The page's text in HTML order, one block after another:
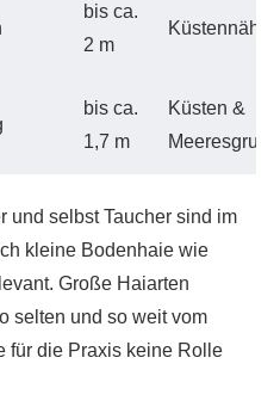
bis ca.
2 m
Küstennähe
bis ca.
1,7 m
Küsten &
Meeresgrund
und selbst Taucher sind im
kleine Bodenhaie wie
Große Haiarten
selten und so weit vom
für die Praxis keine Rolle